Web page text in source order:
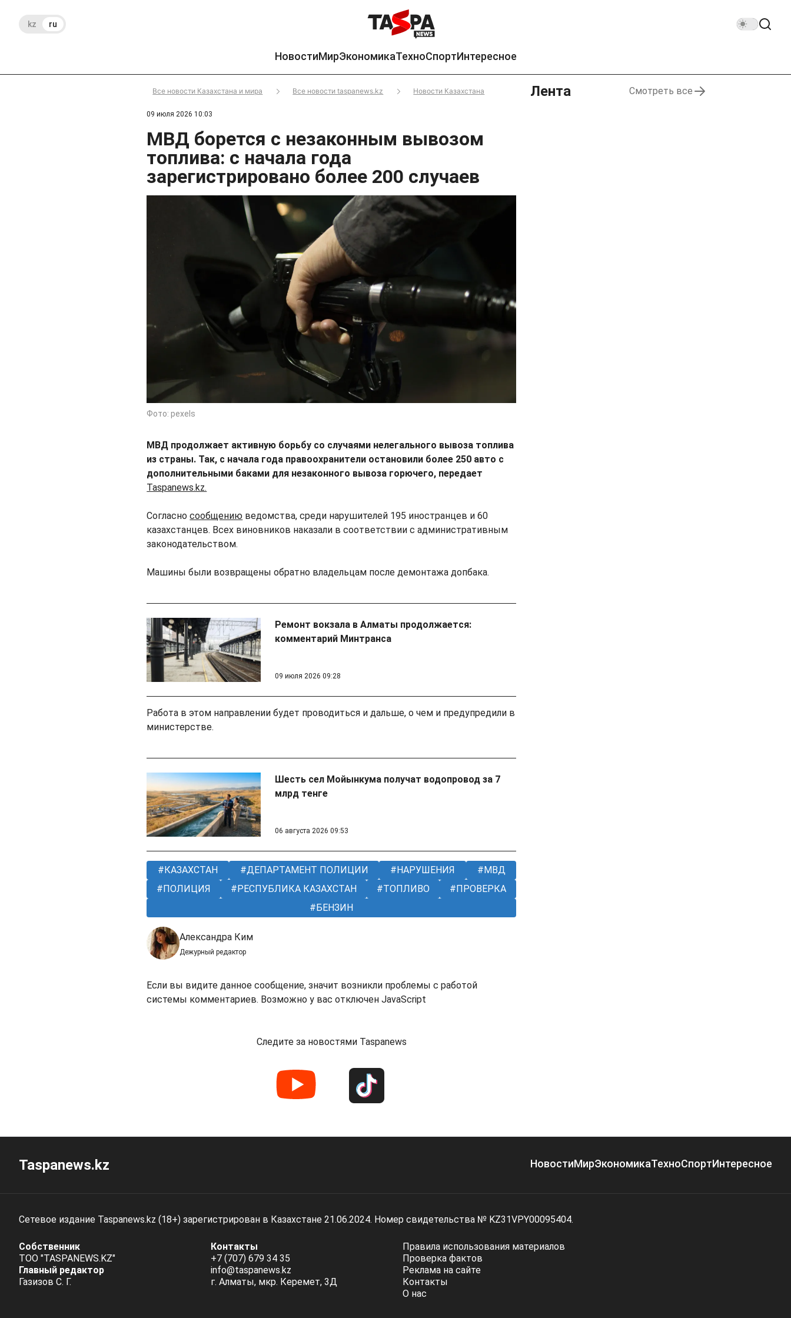
kz ru
НовостиМирЭкономикаТехноСпортИнтересное
Все новости Казахстана и мира Все новости taspanews.kz Новости Казахстана
09 июля 2026 10:03
МВД борется с незаконным вывозом
топлива: с начала года
зарегистрировано более 200 случаев
Фото: pexels
МВД продолжает активную борьбу со случаями нелегального вывоза топлива
из страны. Так, с начала года правоохранители остановили более 250 авто с
дополнительными баками для незаконного вывоза горючего, передает
Taspanews.kz.
Согласносообщению ведомства, среди нарушителей 195 иностранцев и 60
казахстанцев. Всех виновников наказали в соответствии с административным
законодательством.
Машины были возвращены обратно владельцам после демонтажа допбака.
Ремонт вокзала в Алматы продолжается:
комментарий Минтранса
09 июля 2026 09:28
Работа в этом направлении будет проводиться и дальше, о чем и предупредили в
министерстве.
Шесть сел Мойынкума получат водопровод за 7
млрд тенге
06 августа 2026 09:53
КАЗАХСТАН ДЕПАРТАМЕНТ ПОЛИЦИИ НАРУШЕНИЯ
МВД
ПОЛИЦИЯ
РЕСПУБЛИКА КАЗАХСТАН ТОПЛИВО
ПРОВЕРКА
БЕНЗИН
Александра Ким
Дежурный редактор
Если вы видите данное сообщение, значит возникли проблемы с работой
системы комментариев. Возможно у вас отключен JavaScript
Следите за новостями Taspanews
Лента Смотреть все
Taspanews.kz НовостиМирЭкономикаТехноСпортИнтересное
Сетевое издание Taspanews.kz (18+) зарегистрирован в Казахстане 21.06.2024. Номер свидетельства № KZ31VPY00095404.
Собственник
ТОО "TASPANEWS.KZ"
Главный редактор
Газизов С. Г.
Контакты
+7 (707) 679 34 35
info@taspanews.kz
г. Алматы, мкр. Керемет, 3Д
Правила использования материалов
Проверка фактов
Реклама на сайте
Контакты
О нас